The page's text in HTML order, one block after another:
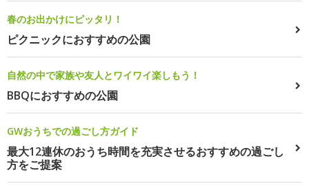
春のお出かけにピッタリ！
ピクニックにおすすめの公園
自然の中で家族や友人とワイワイ楽しもう！
BBQにおすすめの公園
GWおうちでの過ごし方ガイド
最大12連休のおうち時間を充実させるおすすめの過ごし
方をご提案